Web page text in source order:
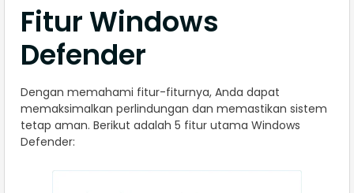
Fitur Windows
Defender
Dengan memahami fitur-fiturnya, Anda dapat
memaksimalkan perlindungan dan memastikan sistem
tetap aman. Berikut adalah 5 fitur utama Windows
Defender: